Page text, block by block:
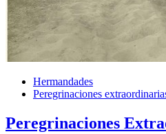
Hermandades
Peregrinaciones
Peregrinaciones